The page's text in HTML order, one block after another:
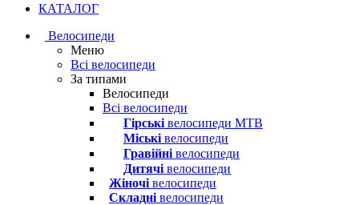
КАТАЛОГ
Велосипеди
Меню
Всі велосипеди
За типами
Велосипеди
Всі велосипеди
Гірські велосипеди MTB
Міські велосипеди
Гравійні велосипеди
Дитячі велосипеди
Жіночі велосипеди
Складні велосипеди